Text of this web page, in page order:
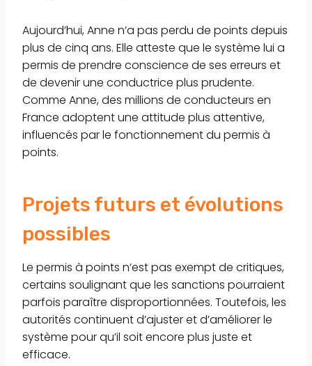
Aujourd’hui, Anne n’a pas perdu de points depuis
plus de cinq ans. Elle atteste que le système lui a
permis de prendre conscience de ses erreurs et
de devenir une conductrice plus prudente.
Comme Anne, des millions de conducteurs en
France adoptent une attitude plus attentive,
influencés par le fonctionnement du permis à
points.
Projets futurs et évolutions
possibles
Le permis à points n’est pas exempt de critiques,
certains soulignant que les sanctions pourraient
parfois paraître disproportionnées. Toutefois, les
autorités continuent d’ajuster et d’améliorer le
système pour qu’il soit encore plus juste et
efficace.